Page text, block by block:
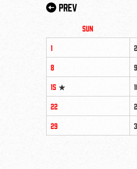
Prev
Sun
1 2
8 9
15 ★
22
29